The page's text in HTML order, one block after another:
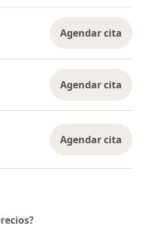
Agendar cita
Agendar cita
Agendar cita